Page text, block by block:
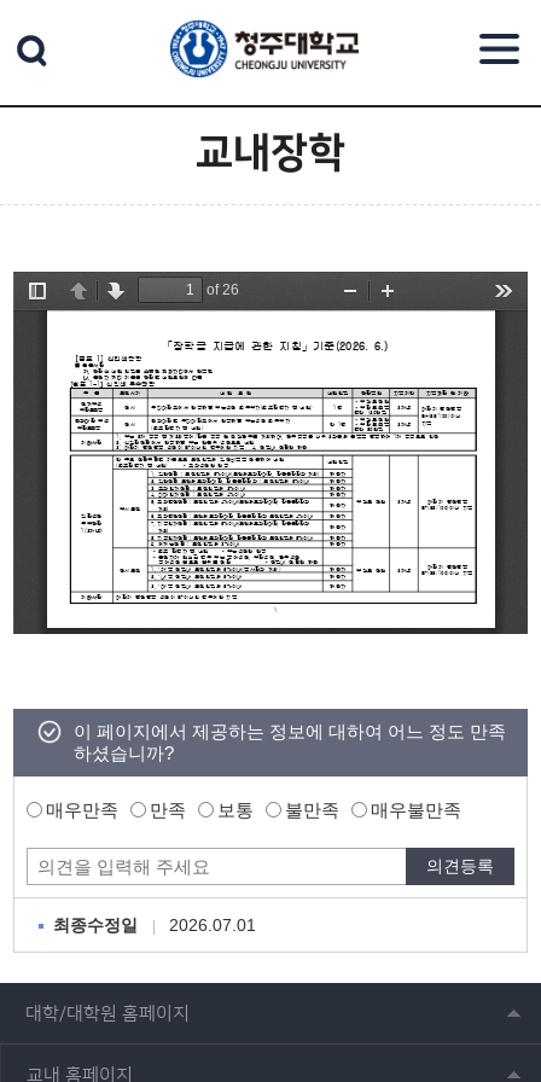
교내장학
이 페이지에서 제공하는 정보에 대하여 어느 정도 만족
하셨습니까?
매우만족 만족 보통 불만족 매우불만족
최종수정일 2026.07.01
대학/대학원 홈페이지
교내 홈페이지